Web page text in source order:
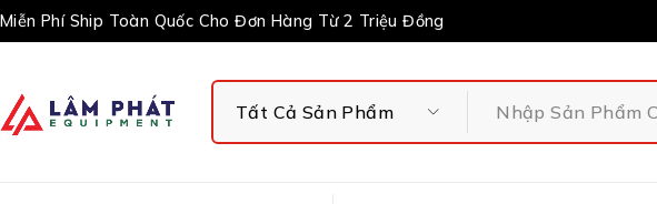
Miễn Phí Ship Toàn Quốc Cho Đơn Hàng Từ 2 Triệu Đồng